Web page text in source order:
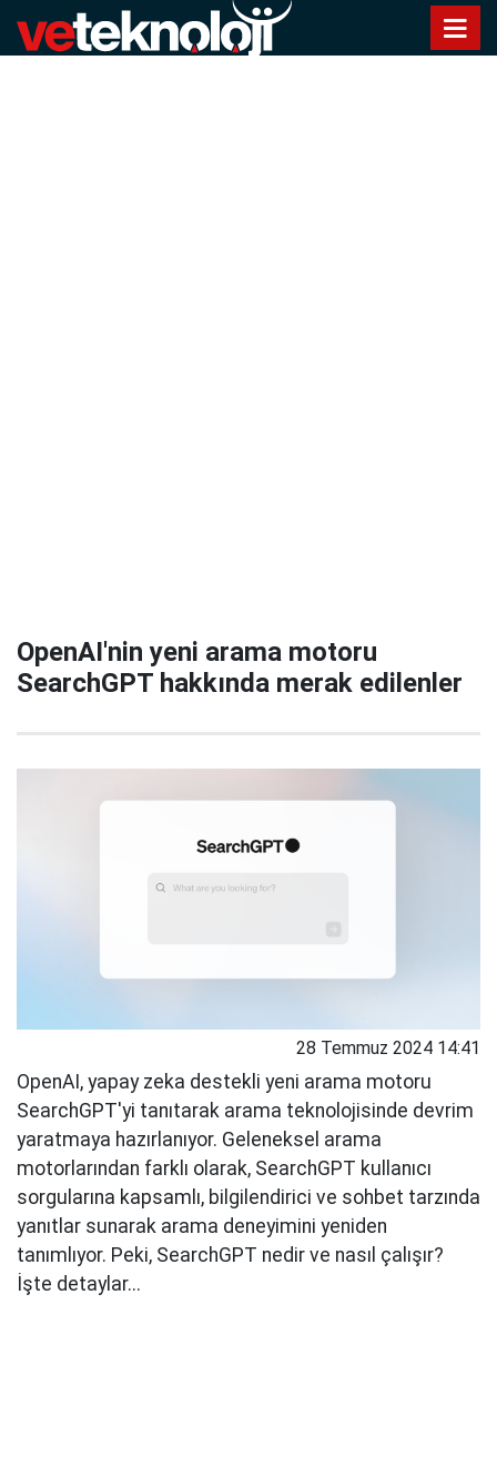
OpenAI'nin yeni arama motoru
SearchGPT hakkında merak edilenler
28 Temmuz 2024 14:41
OpenAI, yapay zeka destekli yeni arama motoru
SearchGPT'yi tanıtarak arama teknolojisinde devrim
yaratmaya hazırlanıyor. Geleneksel arama
motorlarından farklı olarak, SearchGPT kullanıcı
sorgularına kapsamlı, bilgilendirici ve sohbet tarzında
yanıtlar sunarak arama deneyimini yeniden
tanımlıyor. Peki, SearchGPT nedir ve nasıl çalışır?
İşte detaylar...